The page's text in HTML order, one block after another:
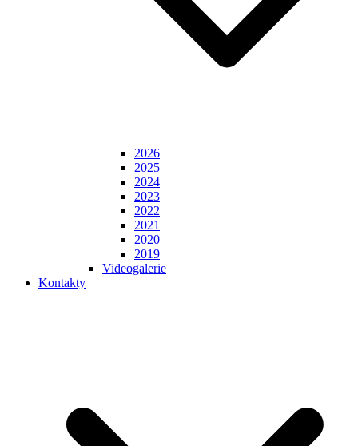
2026
2025
2024
2023
2022
2021
2020
2019
Videogalerie
Kontakty